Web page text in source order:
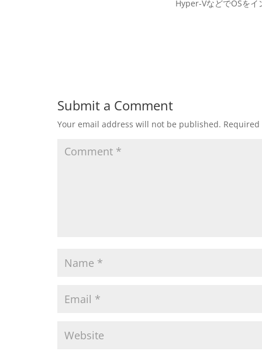
Hyper-VなどでOSを
Submit a Comment
Your email address will not be published.